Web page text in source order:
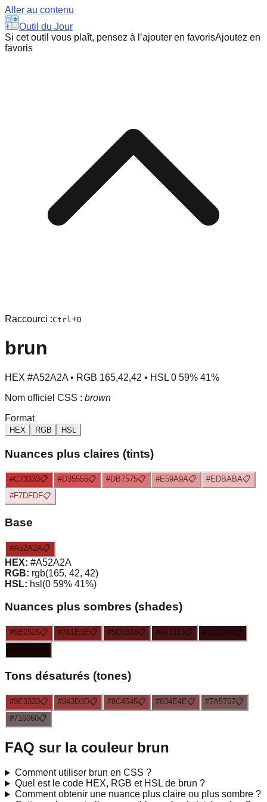
Aller au contenu
Outil du Jour
Si cet outil vous plaît, pensez à l’ajouter en favorisAjoutez en
favoris
Raccourci :Ctrl+D
brun
HEX #A52A2A • RGB 165,42,42 • HSL 0 59% 41%
Nom officiel CSS : brown
Format
HEX RGB HSL
Nuances plus claires (tints)
#C73333📋 #D35555📋 #DB7575📋 #E59A9A📋 #EDBABA📋
#F7DFDF📋
Base
#A52A2A📋
HEX: #A52A2A
RGB: rgb(165, 42, 42)
HSL: hsl(0 59% 41%)
Nuances plus sombres (shades)
#8E2525📋 #761E1E📋 #5D1818📋 #491313📋 #310D0D📋
Tons désaturés (tones)
#9E3333📋 #943D3D📋 #8C4545📋 #834E4E📋 #7A5757📋
#716060📋
FAQ sur la couleur brun
Comment utiliser brun en CSS ?
Quel est le code HEX, RGB et HSL de brun ?
Comment obtenir une nuance plus claire ou plus sombre ?